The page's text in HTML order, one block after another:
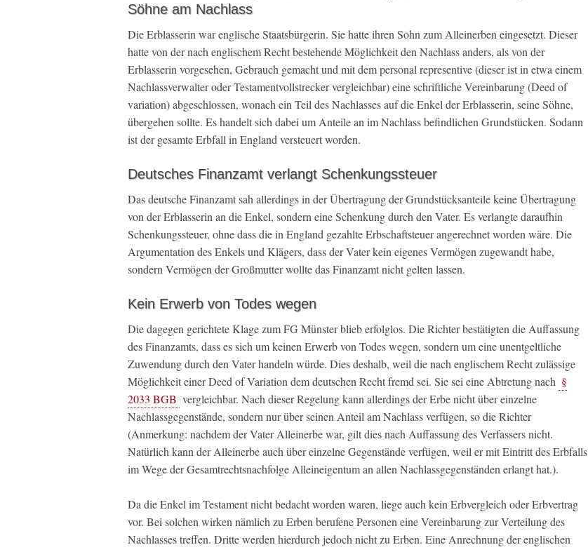
Söhne am Nachlass
Die Erblasserin war englische Staatsbürgerin. Sie hatte ihren Sohn zum Alleinerben eingesetzt. Dieser
hatte von der nach englischem Recht bestehende Möglichkeit den Nachlass anders, als von der
Erblasserin vorgesehen, Gebrauch gemacht und mit dem personal representive (dieser ist in etwa einem
Nachlassverwalter oder Testamentvollstrecker vergleichbar) eine schriftliche Vereinbarung (Deed of
variation) abgeschlossen, wonach ein Teil des Nachlasses auf die Enkel der Erblasserin, seine Söhne,
übergehen sollte. Es handelt sich dabei um Anteile an im Nachlass befindlichen Grundstücken. Sodann
ist der gesamte Erbfall in England versteuert worden.
Deutsches Finanzamt verlangt Schenkungssteuer
Das deutsche Finanzamt sah allerdings in der Übertragung der Grundstücksanteile keine Übertragung
von der Erblasserin an die Enkel, sondern eine Schenkung durch den Vater. Es verlangte daraufhin
Schenkungssteuer, ohne dass die in England gezahlte Erbschaftsteuer angerechnet worden wäre. Die
Argumentation des Enkels und Klägers, dass der Vater kein eigenes Vermögen zugewandt habe,
sondern Vermögen der Großmutter wollte das Finanzamt nicht gelten lassen.
Kein Erwerb von Todes wegen
Die dagegen gerichtete Klage zum FG Münster blieb erfolglos. Die Richter bestätigten die Auffassung
des Finanzamts, dass es sich um keinen Erwerb von Todes wegen, sondern um eine unentgeltliche
Zuwendung durch den Vater handeln würde. Dies deshalb, weil die nach englischem Recht zulässige
Möglichkeit einer Deed of Variation dem deutschen Recht fremd sei. Sie sei eine Abtretung nach §
2033 BGB vergleichbar. Nach dieser Regelung kann allerdings der Erbe nicht über einzelne
Nachlassgegenstände, sondern nur über seinen Anteil am Nachlass verfügen, so die Richter
(Anmerkung: nachdem der Vater Alleinerbe war, gilt dies nach Auffassung des Verfassers nicht.
Natürlich kann der Alleinerbe auch über einzelne Gegenstände verfügen, weil er mit Eintritt des Erbfalls
im Wege der Gesamtrechtsnachfolge Alleineigentum an allen Nachlassgegenständen erlangt hat.).
Da die Enkel im Testament nicht bedacht worden waren, liege auch kein Erbvergleich oder Erbvertrag
vor. Bei solchen wirken nämlich zu Erben berufene Personen eine Vereinbarung zur Verteilung des
Nachlasses treffen. Dritte werden hierdurch jedoch nicht zu Erben. Eine Anrechnung der englischen